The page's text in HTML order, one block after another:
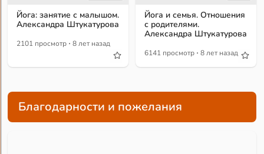
Йога: занятие с малышом.
Александра Штукатурова
2101 просмотр · 8 лет назад
Йога и семья. Отношения
с родителями.
Александра Штукатурова
6141 просмотр · 8 лет назад
Благодарности и пожелания